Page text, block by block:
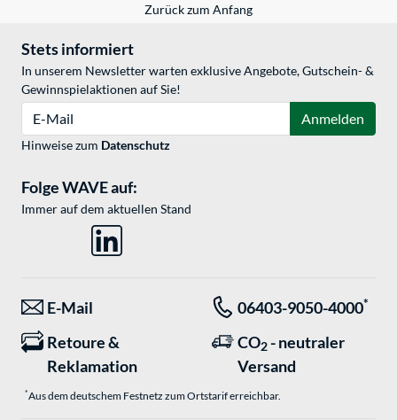
Zurück zum Anfang
Stets informiert
In unserem Newsletter warten exklusive Angebote, Gutschein- &
Gewinnspielaktionen auf Sie!
Anmelden
Hinweise zum Datenschutz
Folge WAVE auf:
Immer auf dem aktuellen Stand
E-Mail 06403-9050-4000*
Retoure &
Reklamation
CO2 - neutraler
Versand
*Aus dem deutschem Festnetz zum Ortstarif erreichbar.